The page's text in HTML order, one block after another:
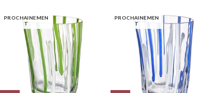
PROCHAINEMEN
T
PROCHAINEMEN
T